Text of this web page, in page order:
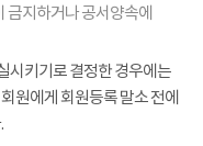
지하거나 공서양속에
시키기로 결정한 경우에는
원에게 회원등록 말소 전에